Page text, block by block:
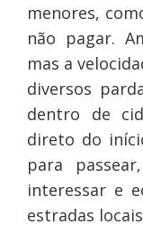
menores,
não pagar.
mas a
diversos
dentro de
direto do
para
interessar e
estradas